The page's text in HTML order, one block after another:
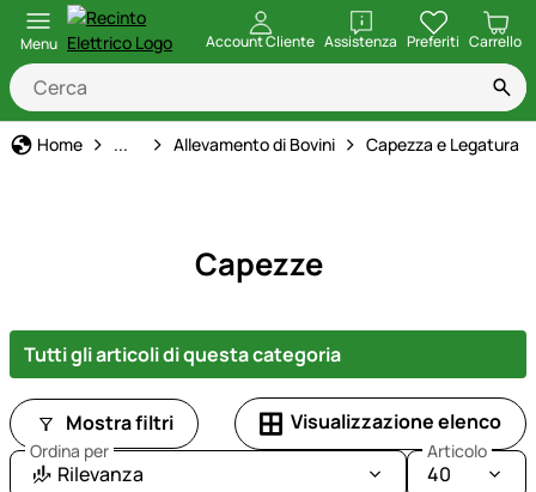
Menu Account Cliente Assistenza
apri Preferiti Carrello
Home Forniture per animali
... Allevamento di Bovini Capezza e Legatura
Capezze
Tutti gli articoli di questa categoria
Mostra filtri Visualizzazione elenco
Ordina per
Rilevanza
Articolo
40